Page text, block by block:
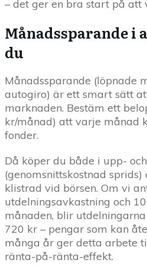
– det ger en bra start på att
Månadssparande i
du
Månadssparande (löpnade
autogiro) är ett smart sätt
marknaden. Bestäm ett
kr/månad) att varje månad
fonder.
Då köper du både i upp-
(genomsnittskostnad
klistrad vid börsen. Om vi
utdelningsavkastning och
månaden, blir
720 kr – pengar som kan
många år ger detta arbete
ränta-på-ränta-effekt.